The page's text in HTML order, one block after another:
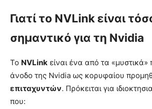
Γιατί το NVLink είναι
σημαντικό για τη Nvidia
Το NVLink είναι ένα από τα «μυστικά»
άνοδο της Nvidia ως κορυφαίου
επιταχυντών. Πρόκειται για
που: